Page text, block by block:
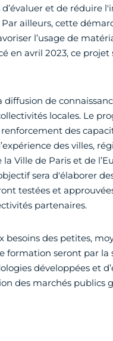
et de réduire
ailleurs, cette
l’usage de
en avril 2023, ce projet
de
locales. Le
des
des villes,
Ville de Paris et de
sera d'élaborer
testées et
partenaires.
des petites,
formation seront par la
développées et
des marchés publics